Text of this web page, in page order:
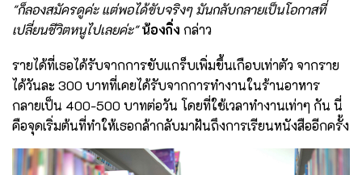
"ก็ลองสมัครดูค่ะ แต่พอได้ขับจริงๆ มันกลับกลายเป็นโอกาสที่
เปลี่ยนชีวิตหนูไปเลยค่ะ" น้องกิ่ง กล่าว
รายได้ที่เธอได้รับจากการขับแกร็บเพิ่มขึ้นเกือบเท่าตัว จากราย
ได้วันละ 300 บาทที่เคยได้รับจากการทำงานในร้านอาหาร
กลายเป็น 400-500 บาทต่อวัน โดยที่ใช้เวลาทำงานเท่าๆ กัน นี่
คือจุดเริ่มต้นที่ทำให้เธอกล้ากลับมาฝันถึงการเรียนหนังสืออีกครั้ง